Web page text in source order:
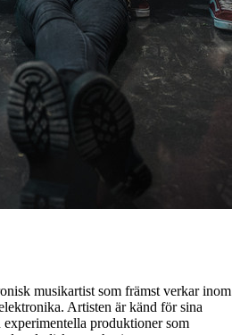
musikartist som främst verkar inom
Artisten är känd för sina
experimentella produktioner som